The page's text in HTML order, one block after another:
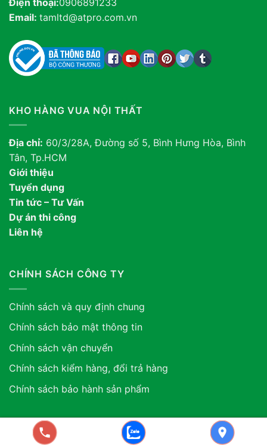
Điện thoại:0906891233
Email: tamltd@atpro.com.vn
KHO HÀNG VUA NỘI THẤT
Địa chỉ: 60/3/28A, Đường số 5, Bình Hưng Hòa, Bình
Tân, Tp.HCM
Giới thiệu
Tuyển dụng
Tin tức – Tư Vấn
Dự án thi công
Liên hệ
CHÍNH SÁCH CÔNG TY
Chính sách và quy định chung
Chính sách bảo mật thông tin
Chính sách vận chuyển
Chính sách kiểm hàng, đổi trả hàng
Chính sách bảo hành sản phẩm
Copyright 2026 ©. Công ty TNHH Xuất Nhập Khẩu Vua Nội